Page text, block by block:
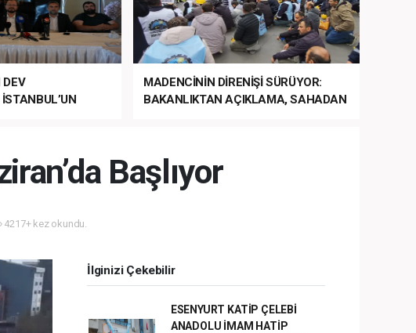
DEV
MADENCİNİN DİRENİŞİ SÜRÜYOR:
BAKANLIKTAN AÇIKLAMA, SAHADAN
Başlıyor
4217+ kez okundu.
İlginizi Çekebilir
ESENYURT KATİP ÇELEBİ
ANADOLU İMAM HATİP